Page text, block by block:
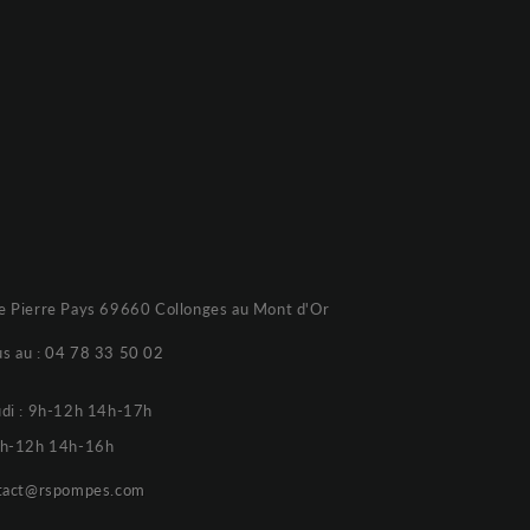
Pierre Pays 69660 Collonges au Mont d'Or
au :04 78 33 50 02
: 9h-12h 14h-17h
12h 14h-16h